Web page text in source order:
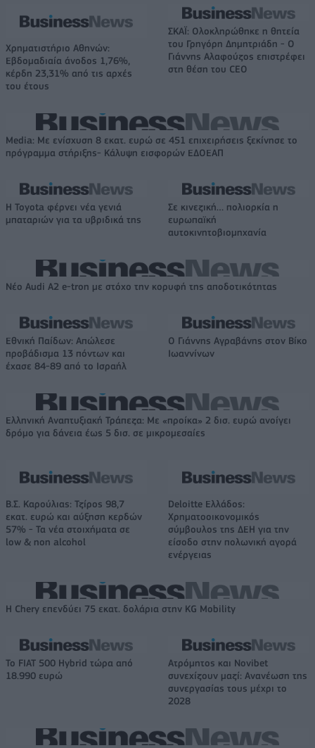
Χρηματιστήριο Αθηνών:
Εβδομαδιαία άνοδος 1,76%,
κέρδη 23,31% από τις αρχές
του έτους
ΣΚΑΪ: Ολοκληρώθηκε η θητεία
του Γρηγόρη Δημητριάδη - Ο
Γιάννης Αλαφούζος επιστρέφει
στη θέση του CEO
Media: Με ενίσχυση 8 εκατ. ευρώ σε 451 επιχειρήσεις ξεκίνησε το
πρόγραμμα στήριξης- Κάλυψη εισφορών ΕΔΟΕΑΠ
Η Toyota φέρνει νέα γενιά
μπαταριών για τα υβριδικά της
Σε κινεζική… πολιορκία η
ευρωπαϊκή
αυτοκινητοβιομηχανία
Νέο Audi A2 e-tron με στόχο την κορυφή της αποδοτικότητας
Εθνική Παίδων: Απώλεσε
προβάδισμα 13 πόντων και
έχασε 84-89 από το Ισραήλ
Ο Γιάννης Αγραβάνης στον Βίκο
Ιωαννίνων
Ελληνική Αναπτυξιακή Τράπεζα: Με «προίκα» 2 δισ. ευρώ ανοίγει
δρόμο για δάνεια έως 5 δισ. σε μικρομεσαίες
Β.Σ. Καρούλιας: Τζίρος 98,7
εκατ. ευρώ και αύξηση κερδών
57% - Τα νέα στοιχήματα σε
low & non alcohol
Deloitte Ελλάδος:
Χρηματοοικονομικός
σύμβουλος της ΔΕΗ για την
είσοδο στην πολωνική αγορά
ενέργειας
Η Chery επενδύει 75 εκατ. δολάρια στην KG Mobility
Το FIAT 500 Hybrid τώρα από
18.990 ευρώ
Ατρόμητος και Novibet
συνεχίζουν μαζί: Ανανέωση της
συνεργασίας τους μέχρι το
2028